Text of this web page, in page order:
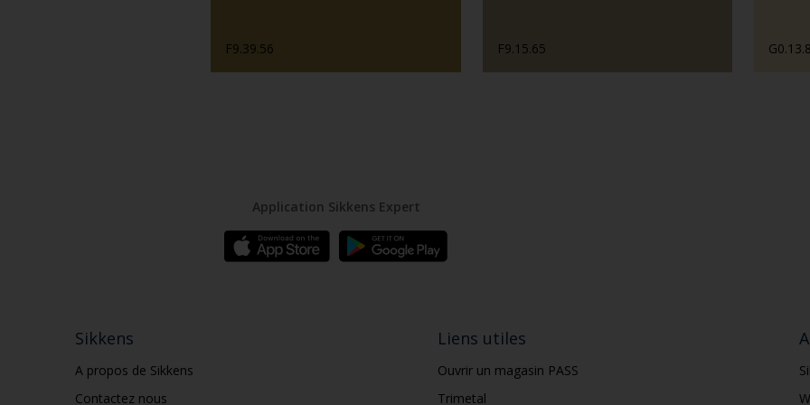
F9.39.56 F9.15.65
Application Sikkens Expert
Sikkens
A propos de Sikkens
Contactez nous
Liens utiles
Ouvrir un magasin PASS
Trimetal